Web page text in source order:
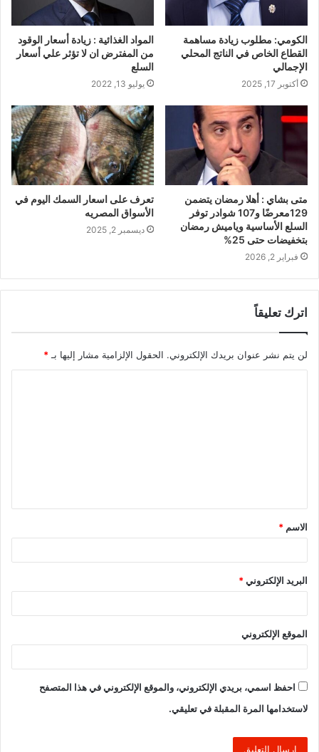
الكومي: مطلوب زيادة مساهمة
القطاع الخاص في الناتج المحلي
الإجمالي
أكتوبر 17, 2025
المواد الغذائية : زيادة أسعار الوقود
من المفترض ان لا تؤثر علي أسعار
السلع
يوليو 13, 2022
متى بشاي : أهلا رمضان يتضمن
129معرضًا و107 شوادر توفر
السلع الأساسية وياميش رمضان
بتخفيضات حتى 25%
فبراير 2, 2026
تعرف على اسعار السمك اليوم في
الأسواق المصريه
ديسمبر 2, 2025
اترك تعليقاً
لن يتم نشر عنوان بريدك الإلكتروني. الحقول الإلزامية مشار إليها بـ*
ق
*
الاسم *
البريد الإلكتروني*
الموقع الإلكتروني
احفظ اسمي، بريدي الإلكتروني، والموقع الإلكتروني في هذا المتصفح
لاستخدامها المرة المقبلة في تعليقي.